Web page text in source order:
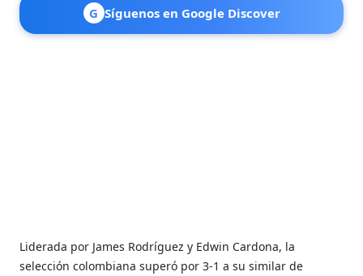
G Síguenos en Google Discover
Liderada por James Rodríguez y Edwin Cardona, la
selección colombiana superó por 3-1 a su similar de